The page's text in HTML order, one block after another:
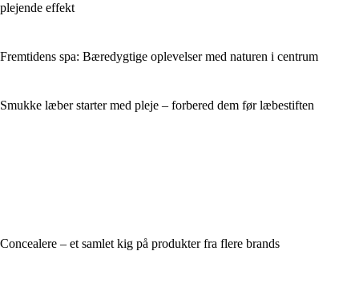
plejende effekt
Fremtidens spa: Bæredygtige oplevelser med naturen i centrum
Smukke læber starter med pleje – forbered dem før læbestiften
Concealere – et samlet kig på produkter fra flere brands